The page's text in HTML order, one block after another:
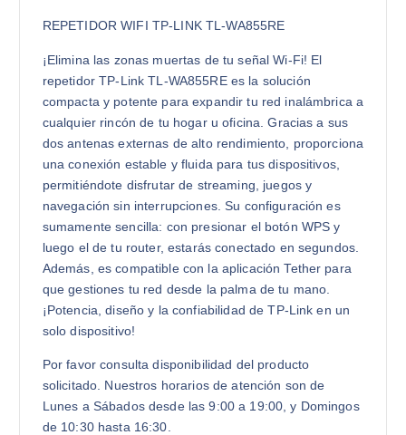
REPETIDOR WIFI TP-LINK TL-WA855RE
¡Elimina las zonas muertas de tu señal Wi-Fi! El
repetidor TP-Link TL-WA855RE es la solución
compacta y potente para expandir tu red inalámbrica a
cualquier rincón de tu hogar u oficina. Gracias a sus
dos antenas externas de alto rendimiento, proporciona
una conexión estable y fluida para tus dispositivos,
permitiéndote disfrutar de streaming, juegos y
navegación sin interrupciones. Su configuración es
sumamente sencilla: con presionar el botón WPS y
luego el de tu router, estarás conectado en segundos.
Además, es compatible con la aplicación Tether para
que gestiones tu red desde la palma de tu mano.
¡Potencia, diseño y la confiabilidad de TP-Link en un
solo dispositivo!
Por favor consulta disponibilidad del producto
solicitado. Nuestros horarios de atención son de
Lunes a Sábados desde las 9:00 a 19:00, y Domingos
de 10:30 hasta 16:30.